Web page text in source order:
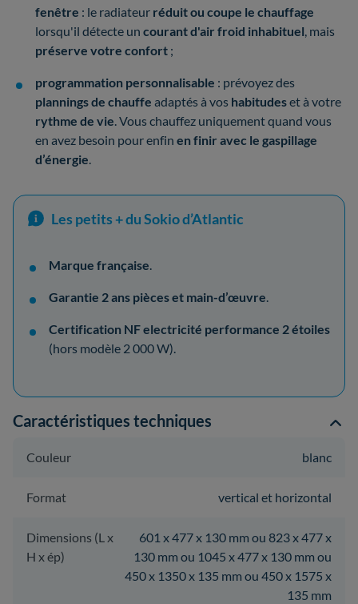
fenêtre : le radiateur réduit ou coupe le chauffage
lorsqu'il détecte un courant d'air froid inhabituel, mais
préserve votre confort ;
programmation personnalisable : prévoyez des
plannings de chauffe adaptés à vos habitudeset à votre
rythme de vie. Vous chauffez uniquement quand vous
en avez besoin pour enfin en finir avec le gaspillage
d’énergie.
Les petits + du Sokio d’Atlantic
Marque française.
Garantie 2 ans pièces et main-d’œuvre.
Certification NF electricité performance 2 étoiles
(hors modèle 2 000 W).
Caractéristiques techniques
Couleur blanc
Format vertical et horizontal
Dimensions (L x
H x ép)
601 x 477 x 130 mm ou 823 x 477 x
130 mm ou 1045 x 477 x 130 mm ou
450 x 1350 x 135 mm ou 450 x 1575 x
135 mm